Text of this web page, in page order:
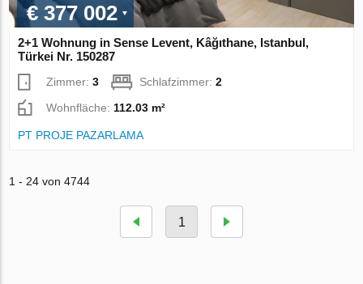
€ 377 002
2+1 Wohnung in Sense Levent, Kâğıthane, Istanbul,
Türkei Nr. 150287
Zimmer:3 Schlafzimmer:2
Wohnfläche:112.03 m²
PT PROJE PAZARLAMA
1 - 24 von 4744
1